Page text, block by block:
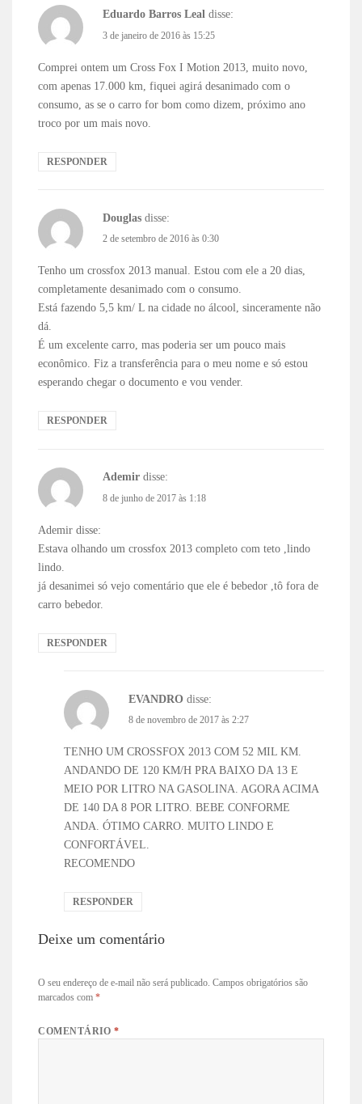
Eduardo Barros Leal disse:
3 de janeiro de 2016 às 15:25
Comprei ontem um Cross Fox I Motion 2013, muito novo,
com apenas 17.000 km, fiquei agirá desanimado com o
consumo, as se o carro for bom como dizem, próximo ano
troco por um mais novo.
RESPONDER
Douglas disse:
2 de setembro de 2016 às 0:30
Tenho um crossfox 2013 manual. Estou com ele a 20 dias,
completamente desanimado com o consumo.
Está fazendo 5,5 km/ L na cidade no álcool, sinceramente não
dá.
É um excelente carro, mas poderia ser um pouco mais
econômico. Fiz a transferência para o meu nome e só estou
esperando chegar o documento e vou vender.
RESPONDER
Ademir disse:
8 de junho de 2017 às 1:18
Ademir disse:
Estava olhando um crossfox 2013 completo com teto ,lindo
lindo.
já desanimei só vejo comentário que ele é bebedor ,tô fora de
carro bebedor.
RESPONDER
EVANDRO disse:
8 de novembro de 2017 às 2:27
TENHO UM CROSSFOX 2013 COM 52 MIL KM.
ANDANDO DE 120 KM/H PRA BAIXO DA 13 E
MEIO POR LITRO NA GASOLINA. AGORA ACIMA
DE 140 DA 8 POR LITRO. BEBE CONFORME
ANDA. ÓTIMO CARRO. MUITO LINDO E
CONFORTÁVEL.
RECOMENDO
RESPONDER
Deixe um comentário
O seu endereço de e-mail não será publicado. Campos obrigatórios são
marcados com*
COMENTÁRIO*